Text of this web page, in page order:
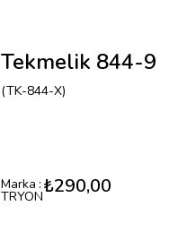
Tekmelik 844-9
(TK-844-X)
Marka :
TRYON₺290,00